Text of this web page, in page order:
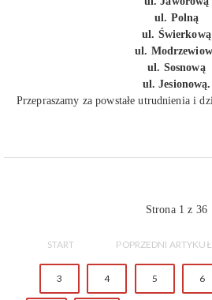
ul. Polną
ul. Świerkową
ul.
ul. Sosnową
ul. Jesionową.
Przepraszamy za powstałe utrudnienia i
Strona 1 z 36
START POPRZEDNI ARTYKUŁ
3 4 5 6